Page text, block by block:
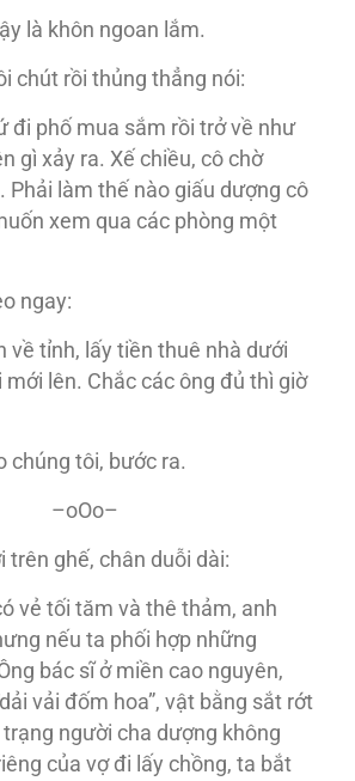
là khôn ngoan lắm.
chút rồi thủng thẳng nói:
đi phố mua sắm rồi trở về như
gì xảy ra. Xế chiều, cô chờ
Phải làm thế nào giấu dượng cô
xem qua các phòng một
ngay:
về tỉnh, lấy tiền thuê nhà dưới
mới lên. Chắc các ông đủ thì giờ
chúng tôi, bước ra.
–oOo–
trên ghế, chân duỗi dài:
vẻ tối tăm và thê thảm, anh
nếu ta phối hợp những
bác sĩ ở miền cao nguyên,
vải đốm hoa”, vật bằng sắt rớt
người cha dượng không
của vợ đi lấy chồng, ta bắt